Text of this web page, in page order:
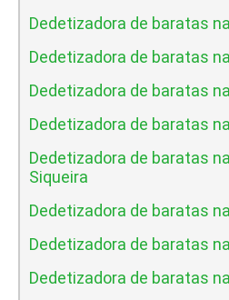
Dedetizadora de baratas
Dedetizadora de baratas
Dedetizadora de baratas
Dedetizadora de baratas
Dedetizadora de baratas
Siqueira
Dedetizadora de baratas
Dedetizadora de baratas
Dedetizadora de baratas